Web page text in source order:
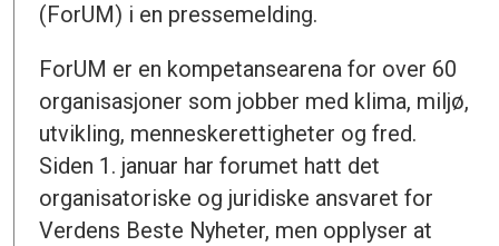
(ForUM) i en pressemelding.
ForUM er en kompetansearena for over 60
organisasjoner som jobber med klima, miljø,
utvikling, menneskerettigheter og fred.
Siden 1. januar har forumet hatt det
organisatoriske og juridiske ansvaret for
Verdens Beste Nyheter, men opplyser at